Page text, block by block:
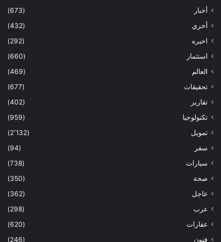
أخبار
(673)
أخري
(432)
اخيره
(292)
استثمار
(660)
العالم
(469)
تحقيقات
(677)
تقارير
(402)
تكنولوجيا
(959)
تمويل
(2٬132)
سفر
(94)
سيارات
(738)
صحة
(350)
عاجل
(362)
عرب
(298)
عقارات
(620)
فنون
(246)